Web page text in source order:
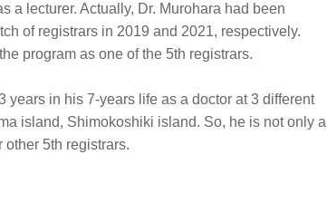
a lecturer. Actually, Dr. Murohara had been
of registrars in 2019 and 2021, respectively.
program as one of the 5th registrars.
years in his 7-years life as a doctor at 3 different
island, Shimokoshiki island. So, he is not only a
5th registrars.